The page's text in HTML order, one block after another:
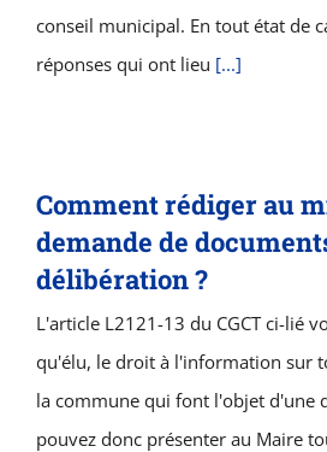
conseil municipal. En tout état de
réponses qui ont lieu [...]
Comment rédiger au
demande de
délibération ?
L'article L2121-13 du CGCT ci-lié
qu'élu, le droit à l'information sur
la commune qui font l'objet d'une
pouvez donc présenter au Maire